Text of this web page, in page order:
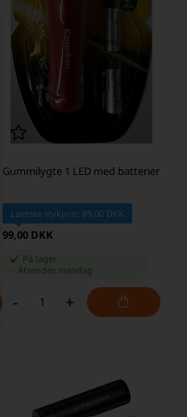
Gummilygte 1 LED med batterier
Laveste stykpris: 89,00 DKK
99,00 DKK
På lager
Afsendes mandag
- +